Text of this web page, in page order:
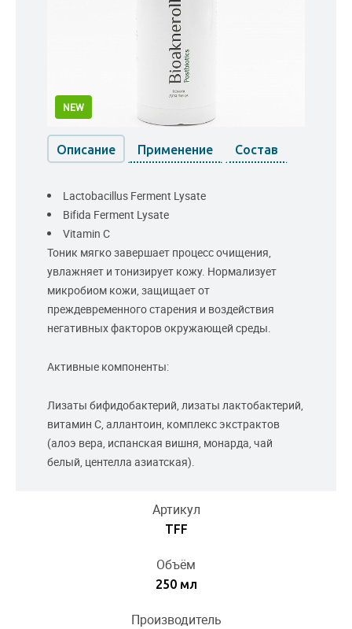
Артикул
TFF
Объём
250 мл
Производитель
NEW
Описание Применение Состав
Lactobacillus Ferment Lysate
Bifida Ferment Lysate
Vitamin C
Тоник мягко завершает процесс очищения,
увлажняет и тонизирует кожу. Нормализует
микробиом кожи, защищает от
преждевременного старения и воздействия
негативных факторов окружающей среды.
Активные компоненты:
Лизаты бифидобактерий, лизаты лактобактерий,
витамин С, аллантоин, комплекс экстрактов
(алоэ вера, испанская вишня, монарда, чай
белый, центелла азиатская).